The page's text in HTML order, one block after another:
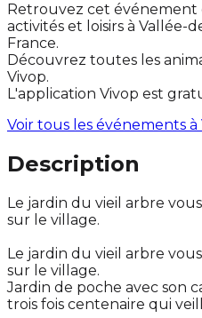
Retrouvez cet événement
activités et loisirs à Vallée-
France.
Découvrez toutes les
Vivop.
L'application Vivop est
Voir tous les événements à
Description
Le jardin du vieil arbre
sur le village.
Le jardin du vieil arbre
sur le village.
Jardin de poche avec son
trois fois centenaire qui